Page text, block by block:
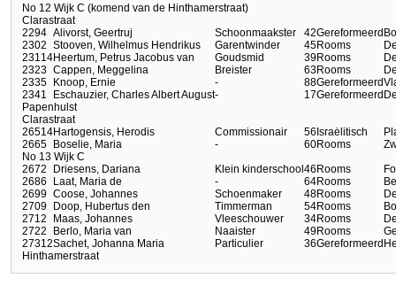
No 12 Wijk C (komend van de Hinthamerstraat)
Clarastraat
2294 Alivorst, Geertruj Schoonmaakster 42Gereformeerd
2302 Stooven, Wilhelmus Hendrikus Garentwinder 45Rooms
23114Heertum, Petrus Jacobus van Goudsmid 39Rooms
2323 Cappen, Meggelina Breister 63Rooms
2335 Knoop, Ernie - 88Gereformeerd
2341 Eschauzier, Charles Albert August- 17Gereformeerd
Papenhulst
Clarastraat
26514Hartogensis, Herodis Commissionair 56Israėlitisch
2665 Boselie, Maria - 60Rooms
No 13 Wijk C
2672 Driesens, Dariana Klein kinderschool46Rooms
2686 Laat, Maria de - 64Rooms
2699 Coose, Johannes Schoenmaker 48Rooms
2709 Doop, Hubertus den Timmerman 54Rooms
2712 Maas, Johannes Vleeschouwer 34Rooms
2722 Berlo, Maria van Naaister 49Rooms
27312Sachet, Johanna Maria Particulier 36Gereformeerd
Hinthamerstraat